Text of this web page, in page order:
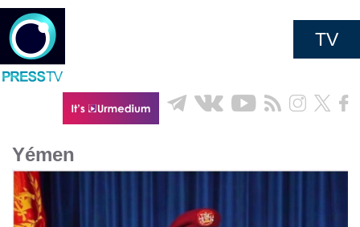
TV
Yémen